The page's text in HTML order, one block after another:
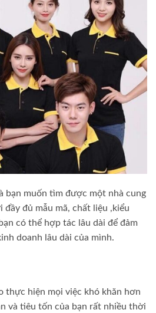
bạn muốn tìm được một nhà cung
đầy đủ mẫu mã, chất liệu ,kiểu
có thể hợp tác lâu dài để đảm
doanh lâu dài của mình.
thực hiện mọi việc khó khăn hơn
và tiêu tốn của bạn rất nhiều thời